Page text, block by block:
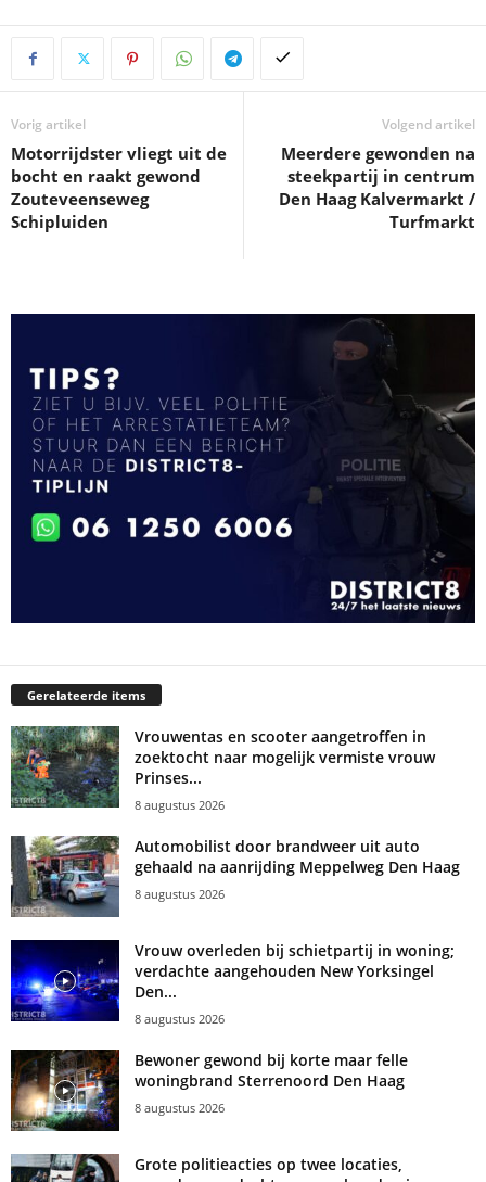
Vorig artikel
Motorrijdster vliegt uit de
bocht en raakt gewond
Zouteveenseweg
Schipluiden
Volgend artikel
Meerdere gewonden na
steekpartij in centrum
Den Haag Kalvermarkt /
Turfmarkt
Gerelateerde items
Vrouwentas en scooter aangetroffen in
zoektocht naar mogelijk vermiste vrouw
Prinses...
8 augustus 2026
Automobilist door brandweer uit auto
gehaald na aanrijding Meppelweg Den Haag
8 augustus 2026
Vrouw overleden bij schietpartij in woning;
verdachte aangehouden New Yorksingel
Den...
8 augustus 2026
Bewoner gewond bij korte maar felle
woningbrand Sterrenoord Den Haag
8 augustus 2026
Grote politieacties op twee locaties,